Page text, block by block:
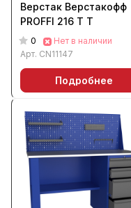
Верстак Верстакофф
PROFFI 216 Т Т
0
Нет в наличии
Арт. CN11147
Подробнее